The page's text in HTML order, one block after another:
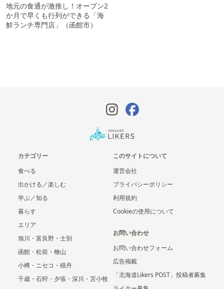
地元の食通が激推し！オープン2
か月で早くも行列ができる「海
鮮ランチ専門店」（函館市）
カテゴリー
食べる
出かける／楽しむ
学ぶ／知る
暮らす
エリア
旭川・富良野・士別
函館・松前・檜山
小樽・ニセコ・積丹
千歳・石狩・夕張・深川・苫小牧
このサイトについて
運営会社
プライバシーポリシー
利用規約
Cookieの使用について
お問い合わせ
お問い合わせフォーム
広告掲載
「北海道Likers POST」投稿者募集